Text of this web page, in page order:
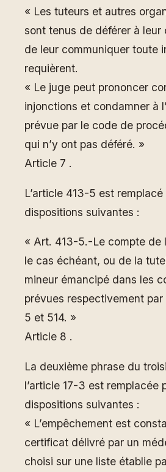
« Les tuteurs et autres
sont tenus de déférer à
de leur communiquer toute
requièrent.
« Le juge peut prononcer
injonctions et condamner à
prévue par le code de
qui n’y ont pas déféré. »
Article 7 .
L’article 413-5 est remplacé
dispositions suivantes :
« Art. 413-5.-Le compte de
le cas échéant, ou de la
mineur émancipé dans les
prévues respectivement
5 et 514. »
Article 8 .
La deuxième phrase du
l’article 17-3 est remplacée
dispositions suivantes :
« L’empêchement est
certificat délivré par un
choisi sur une liste établie